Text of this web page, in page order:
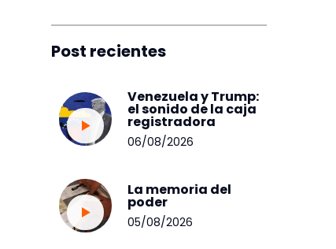
Post recientes
Venezuela y Trump:
el sonido de la caja
registradora
06/08/2026
La memoria del
poder
05/08/2026